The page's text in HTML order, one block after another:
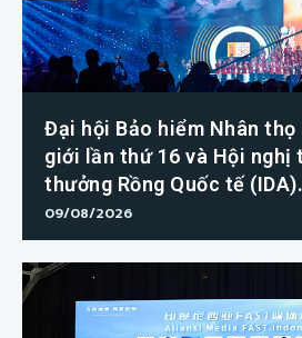
Đại hội Bảo hiểm Nhân
giới lần thứ 16 và Hội nghị
thưởng Rồng Quốc tế
09/08/2026